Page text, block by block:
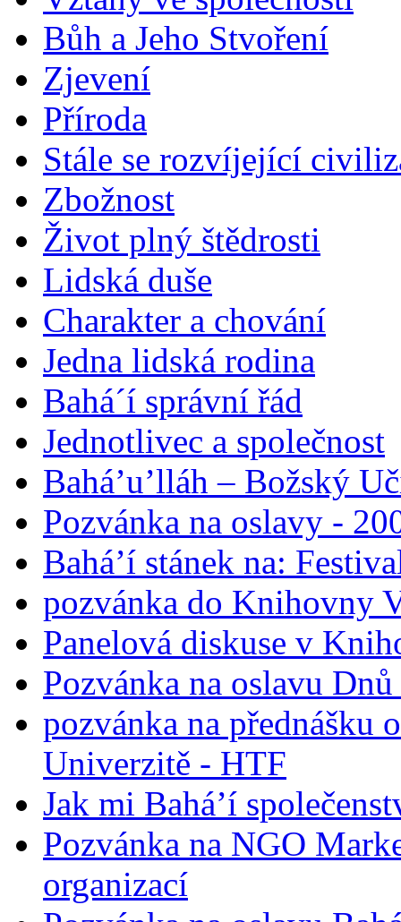
Bůh a Jeho Stvoření
Zjevení
Příroda
Stále se rozvíjející
Zbožnost
Život plný štědrosti
Lidská duše
Charakter a chování
Jedna lidská rodina
Bahá´í správní řád
Jednotlivec a společnost
Bahá’u’lláh – Božský
Pozvánka na oslavy -
Bahá’í stánek na:
pozvánka do Knihovny
Panelová diskuse v
Pozvánka na oslavu
pozvánka na přednášku
Univerzitě - HTF
Jak mi Bahá’í
Pozvánka na NGO
organizací